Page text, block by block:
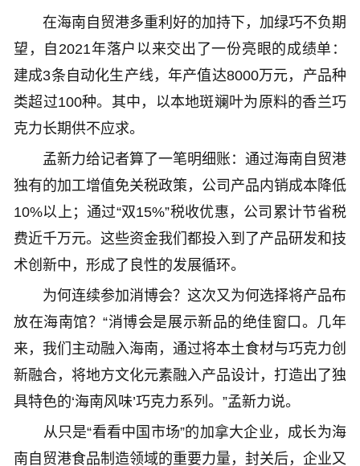
在海南自贸港多重利好的加持下，加绿巧不负期
望，自2021年落户以来交出了一份亮眼的成绩单：
建成3条自动化生产线，年产值达8000万元，产品种
类超过100种。其中，以本地斑斓叶为原料的香兰巧
克力长期供不应求。
孟新力给记者算了一笔明细账：通过海南自贸港
独有的加工增值免关税政策，公司产品内销成本降低
10%以上；通过“双15%”税收优惠，公司累计节省税
费近千万元。这些资金我们都投入到了产品研发和技
术创新中，形成了良性的发展循环。
为何连续参加消博会？这次又为何选择将产品布
放在海南馆？“消博会是展示新品的绝佳窗口。几年
来，我们主动融入海南，通过将本土食材与巧克力创
新融合，将地方文化元素融入产品设计，打造出了独
具特色的‘海南风味’巧克力系列。”孟新力说。
从只是“看看中国市场”的加拿大企业，成长为海
南自贸港食品制造领域的重要力量，封关后，企业又